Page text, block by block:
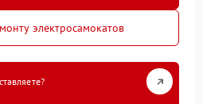
электросамокатов